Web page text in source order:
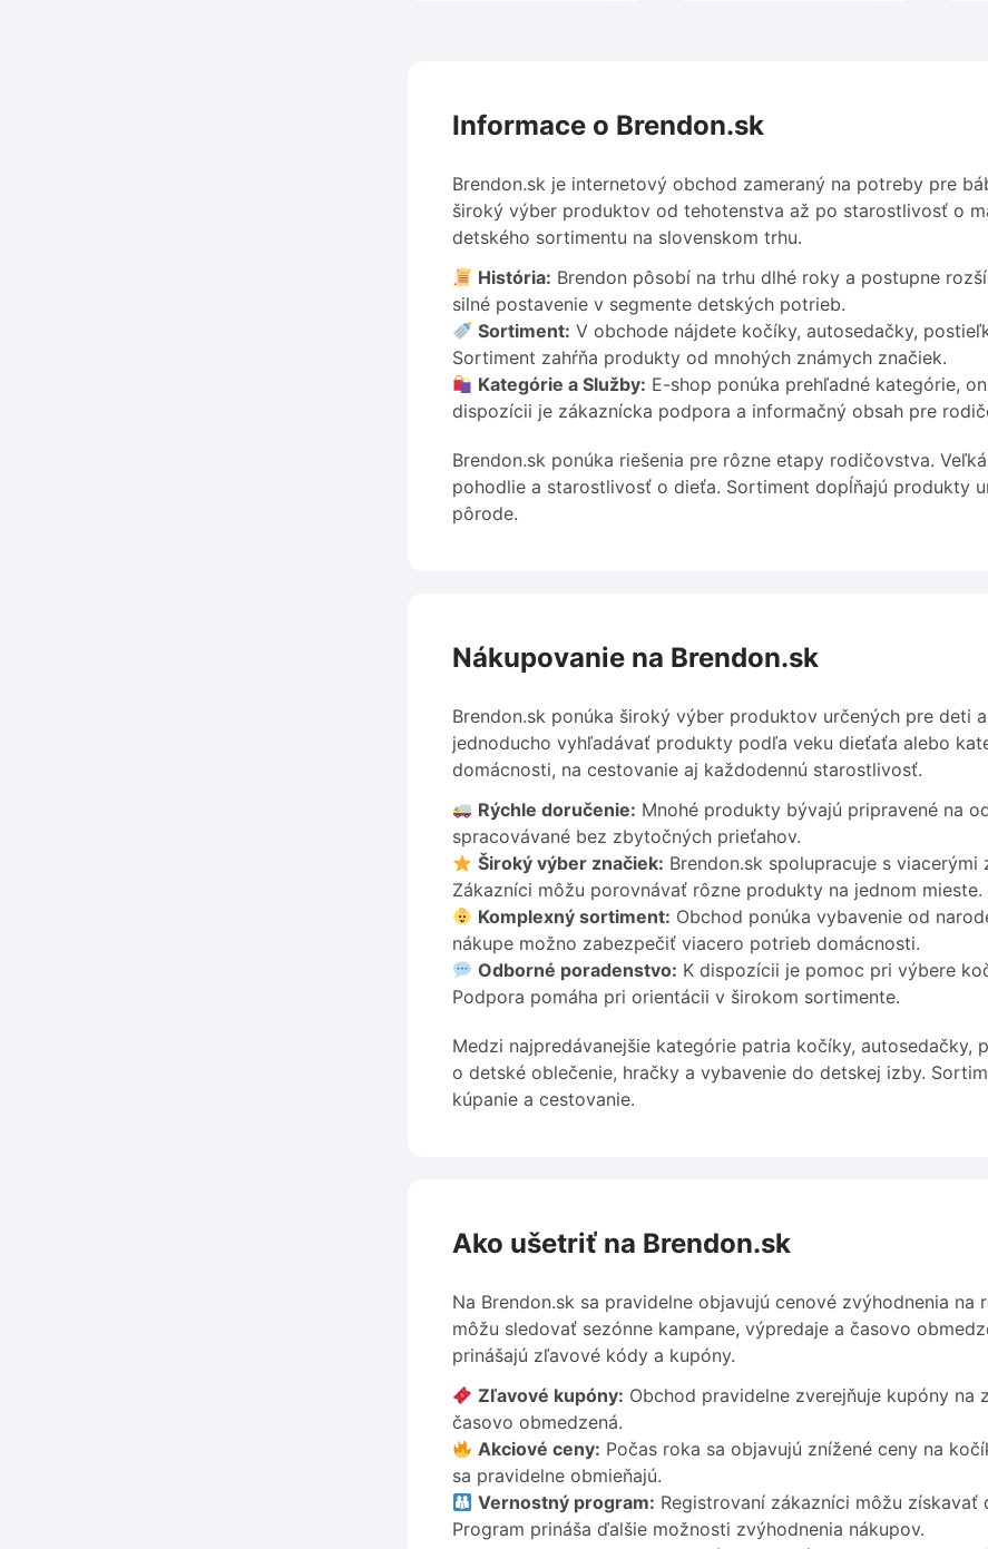
Informace o Brendon.sk
Brendon.sk je internetový obchod zameraný na potreby pre
široký výber produktov od tehotenstva až po starostlivosť o
detského sortimentu na slovenskom trhu.
História: Brendon pôsobí na trhu dlhé roky a postupne
silné postavenie v segmente detských potrieb.
Sortiment: V obchode nájdete kočíky, autosedačky,
Sortiment zahŕňa produkty od mnohých známych značiek.
Kategórie a Služby: E-shop ponúka prehľadné kategórie,
dispozícii je zákaznícka podpora a informačný obsah pre
Brendon.sk ponúka riešenia pre rôzne etapy rodičovstva.
pohodlie a starostlivosť o dieťa. Sortiment dopĺňajú produkty
pôrode.
Nákupovanie na Brendon.sk
Brendon.sk ponúka široký výber produktov určených pre deti
jednoducho vyhľadávať produkty podľa veku dieťaťa alebo
domácnosti, na cestovanie aj každodennú starostlivosť.
Rýchle doručenie: Mnohé produkty bývajú pripravené na
spracovávané bez zbytočných prieťahov.
Široký výber značiek: Brendon.sk spolupracuje s
Zákazníci môžu porovnávať rôzne produkty na jednom mieste.
Komplexný sortiment: Obchod ponúka vybavenie od
nákupe možno zabezpečiť viacero potrieb domácnosti.
Odborné poradenstvo: K dispozícii je pomoc pri výbere
Podpora pomáha pri orientácii v širokom sortimente.
Medzi najpredávanejšie kategórie patria kočíky, autosedačky,
o detské oblečenie, hračky a vybavenie do detskej izby.
kúpanie a cestovanie.
Ako ušetriť na Brendon.sk
Na Brendon.sk sa pravidelne objavujú cenové zvýhodnenia
môžu sledovať sezónne kampane, výpredaje a časovo
prinášajú zľavové kódy a kupóny.
Zľavové kupóny: Obchod pravidelne zverejňuje kupóny
časovo obmedzená.
Akciové ceny: Počas roka sa objavujú znížené ceny na
sa pravidelne obmieňajú.
Vernostný program: Registrovaní zákazníci môžu
Program prináša ďalšie možnosti zvýhodnenia nákupov.